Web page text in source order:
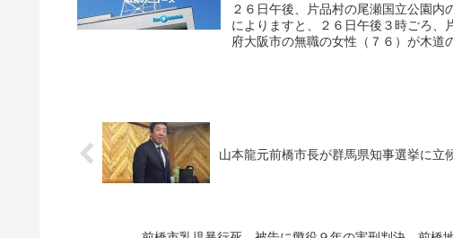
２６日午後、片品村の尾瀬国立公園
によりますと、２６日午後３時ごろ、
府大阪市の無職の女性（７６）が木道
山本龍元前橋市長が群馬県知事選挙に